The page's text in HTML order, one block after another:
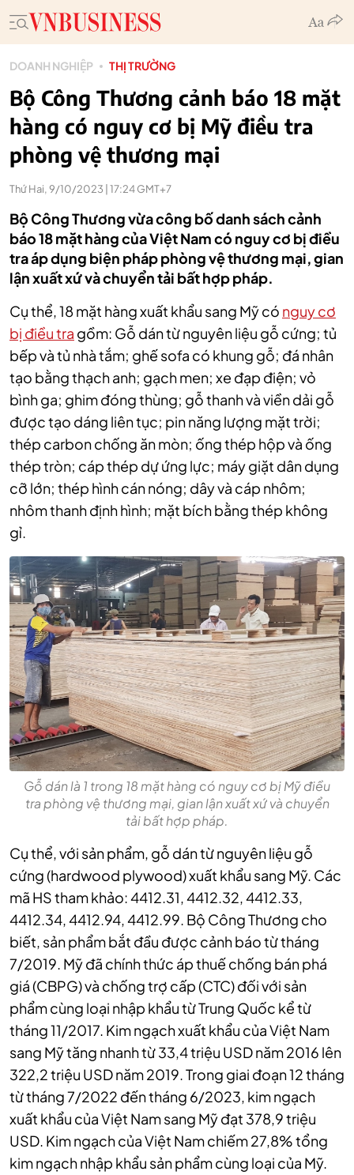
DOANH NGHIỆP THỊ TRƯỜNG
Bộ Công Thương cảnh báo 18 mặt
hàng có nguy cơ bị Mỹ điều tra
phòng vệ thương mại
Thứ Hai, 9/10/2023 | 17:24 GMT+7
Bộ Công Thương vừa công bố danh sách cảnh
báo 18 mặt hàng của Việt Nam có nguy cơ bị điều
tra áp dụng biện pháp phòng vệ thương mại, gian
lận xuất xứ và chuyển tải bất hợp pháp.
Cụ thể, 18 mặt hàng xuất khẩu sang Mỹ có nguy cơ
bị điều tra gồm: Gỗ dán từ nguyên liệu gỗ cứng; tủ
bếp và tủ nhà tắm; ghế sofa có khung gỗ; đá nhân
tạo bằng thạch anh; gạch men; xe đạp điện; vỏ
bình ga; ghim đóng thùng; gỗ thanh và viền dải gỗ
được tạo dáng liên tục; pin năng lượng mặt trời;
thép carbon chống ăn mòn; ống thép hộp và ống
thép tròn; cáp thép dự ứng lực; máy giặt dân dụng
cỡ lớn; thép hình cán nóng; dây và cáp nhôm;
nhôm thanh định hình; mặt bích bằng thép không
gỉ.
Gỗ dán là 1 trong 18 mặt hàng có nguy cơ bị Mỹ điều
tra phòng vệ thương mại, gian lận xuất xứ và chuyển
tải bất hợp pháp.
Cụ thể, với sản phẩm, gỗ dán từ nguyên liệu gỗ
cứng (hardwood plywood) xuất khẩu sang Mỹ. Các
mã HS tham khảo: 4412.31, 4412.32, 4412.33,
4412.34, 4412.94, 4412.99. Bộ Công Thương cho
biết, sản phẩm bắt đầu được cảnh báo từ tháng
7/2019. Mỹ đã chính thức áp thuế chống bán phá
giá (CBPG) và chống trợ cấp (CTC) đối với sản
phẩm cùng loại nhập khẩu từ Trung Quốc kể từ
tháng 11/2017. Kim ngạch xuất khẩu của Việt Nam
sang Mỹ tăng nhanh từ 33,4 triệu USD năm 2016 lên
322,2 triệu USD năm 2019. Trong giai đoạn 12 tháng
từ tháng 7/2022 đến tháng 6/2023, kim ngạch
xuất khẩu của Việt Nam sang Mỹ đạt 378,9 triệu
USD. Kim ngạch của Việt Nam chiếm 27,8% tổng
kim ngạch nhập khẩu sản phẩm cùng loại của Mỹ.